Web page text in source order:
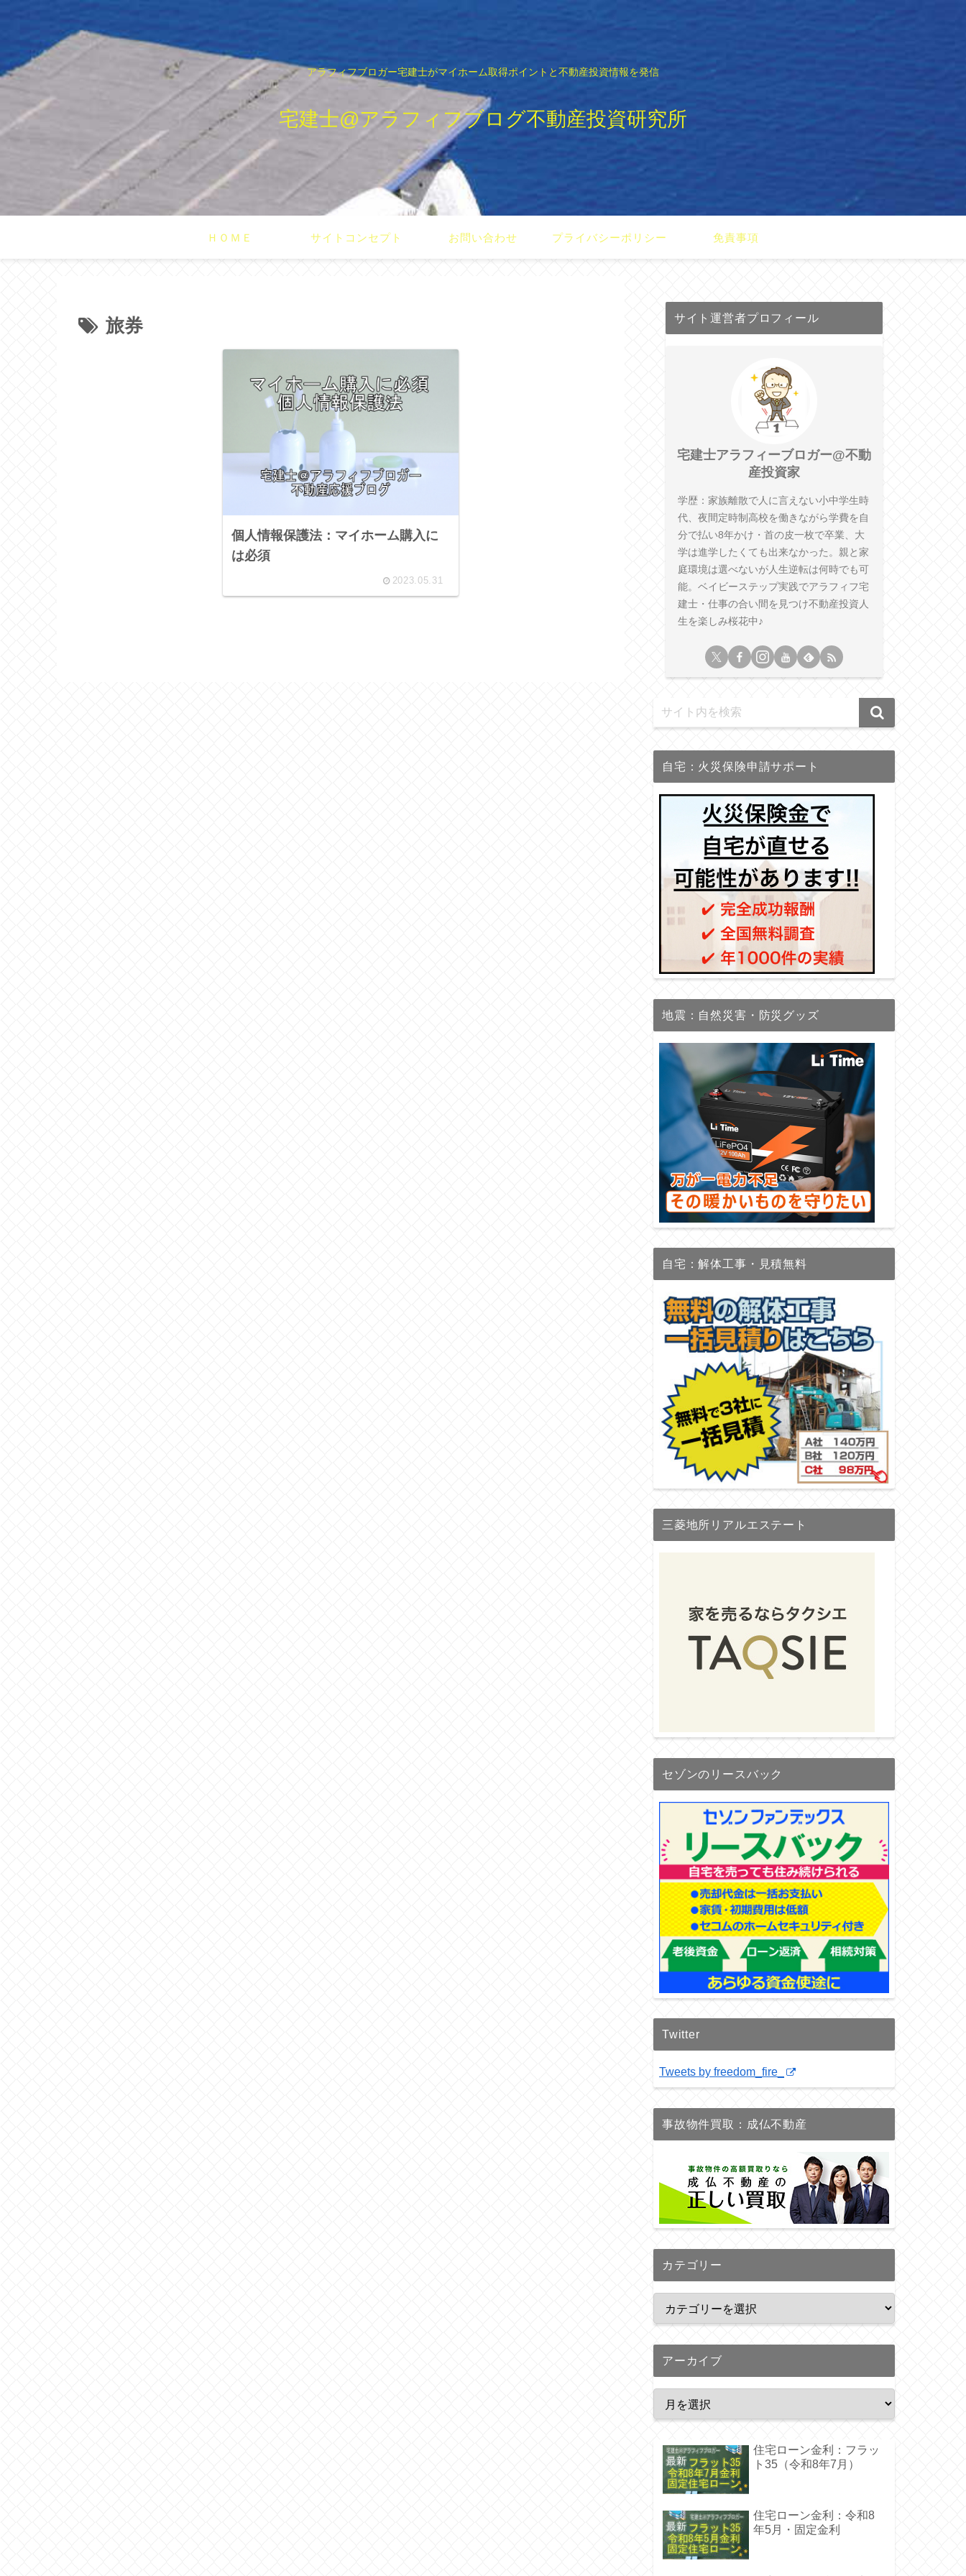
アラフィフブロガー宅建士がマイホーム取得ポイントと不動産投資情報を発信
宅建士@アラフィフブログ不動産投資研究所
ＨＯＭＥ サイトコンセプト お問い合わせ プライバシーポリシー 免責事項
旅券
個人情報保護法：マイホーム購入に
は必須
2023.05.31
サイト運営者プロフィール
宅建士アラフィーブロガー@不動
産投資家
学歴：家族離散で人に言えない小中学生時
代、夜間定時制高校を働きながら学費を自
分で払い8年かけ・首の皮一枚で卒業、大
学は進学したくても出来なかった。親と家
庭環境は選べないが人生逆転は何時でも可
能。ベイビーステップ実践でアラフィフ宅
建士・仕事の合い間を見つけ不動産投資人
生を楽しみ桜花中♪
自宅：火災保険申請サポート
地震：自然災害・防災グッズ
自宅：解体工事・見積無料
三菱地所リアルエステート
セゾンのリースバック
Twitter
Tweets by freedom_fire_
事故物件買取：成仏不動産
カテゴリー
アーカイブ
住宅ローン金利：フラッ
ト35（令和8年7月）
住宅ローン金利：令和8
年5月・固定金利